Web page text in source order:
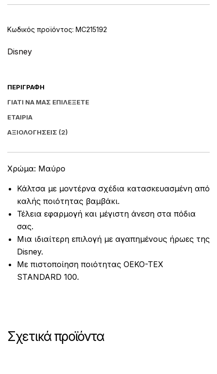
Κωδικός προϊόντος: MC215192
Disney
ΠΕΡΙΓΡΑΦΉ
ΓΙΑΤΊ ΝΑ ΜΑΣ ΕΠΙΛΈΞΕΤΕ
ΕΤΑΙΡΊΑ
ΑΞΙΟΛΟΓΉΣΕΙΣ (2)
Χρώμα: Μαύρο
Κάλτσα με μοντέρνα σχέδια κατασκευασμένη από
καλής ποιότητας βαμβάκι.
Τέλεια εφαρμογή και μέγιστη άνεση στα πόδια
σας.
Μια ιδιαίτερη επιλογή με αγαπημένους ήρωες της
Disney.
Με πιστοποίηση ποιότητας OEKO-TEX
STANDARD 100.
Σχετικά προϊόντα